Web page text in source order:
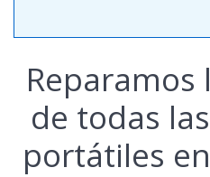
Reparamos
de todas
portátiles